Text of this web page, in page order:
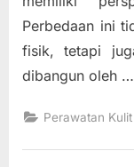
Perbedaan ini
fisik, tetapi
dibangun oleh …
Perawatan Kulit